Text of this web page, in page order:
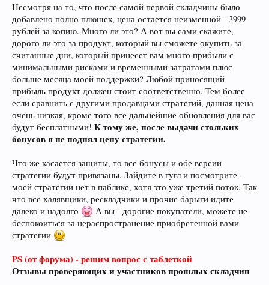
Несмотря на то, что после самой первой складчины было
добавлено полно плюшек, цена остается неизменной - 3999
рублей за копию. Много ли это? А вот вы сами скажите,
дорого ли это за продукт, который вы сможете окупить за
считанные дни, который принесет вам много прибыли с
минимальными рисками и временными затратами плюс
больше месяца моей поддержки? Любой приносящий
прибыль продукт должен стоит соответственно. Тем более
если сравнить с другими продавцами стратегий, данная цена
очень низкая, кроме того все дальнейшие обновления для вас
будут бесплатными! К тому же, после выдачи стольких
бонусов я не поднял цену стратегии.
Что же касается защиты, то все бонусы и обе версии
стратегии будут привязаны. Зайдите в гугл и посмотрите -
моей стратегии нет в паблике, хотя это уже третий поток. Так
что все халявщики, рескладчики и прочие барыги идите
далеко и надолго
А вы - дорогие покупатели, можете не
беспокоиться за нераспространение приобретенной вами
стратегии
PS (от форума) - решим вопрос с таблеткой
Отзывы проверяющих и участников прошлых складчин